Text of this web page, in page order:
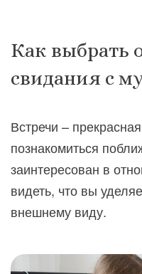
Как выбрать
свидания с
Встречи –
познакомиться
заинтересован в
видеть, что вы
внешнему виду.